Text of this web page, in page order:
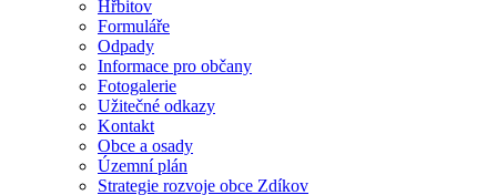
Hřbitov
Formuláře
Odpady
Informace pro občany
Fotogalerie
Užitečné odkazy
Kontakt
Obce a osady
Územní plán
Strategie rozvoje obce Zdíkov